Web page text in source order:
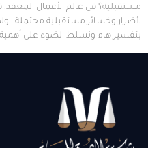
مستقبلية؟ في عالم الأعمال
لأضرار وخسائر مستقبلية محتملة.
بتفسير هام ونسلط الضوء على